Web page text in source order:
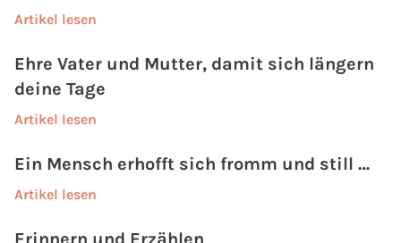
Artikel lesen
Ehre Vater und Mutter, damit sich längern
deine Tage
Artikel lesen
Ein Mensch erhofft sich fromm und still …
Artikel lesen